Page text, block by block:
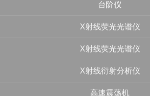
台阶仪
X射线荧光光谱仪
X射线荧光光谱仪
X射线衍射分析仪
高速震荡机